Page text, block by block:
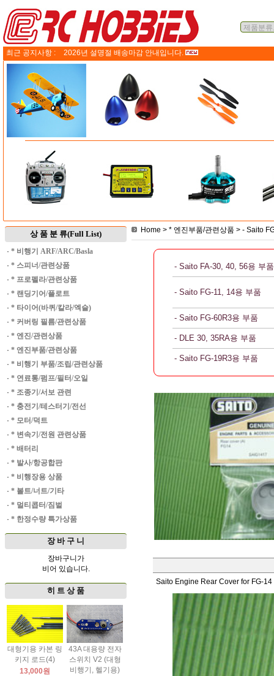
최근 공지사항 : 2026년 설명절 배송마감 안내입니다.
상 품 분 류(Full List)
· * 비행기 ARF/ARC/Basla
· * 스피너/관련상품
· * 프로펠라/관련상품
· * 랜딩기어/플로트
· * 타이어(바퀴/칼라/엑슬)
· * 커버링 필름/관련상품
· * 엔진/관련상품
· * 엔진부품/관련상품
· * 비행기 부품/조립/관련상품
· * 연료통/펌프/필터/오일
· * 조종기/서보 관련
· * 충전기/테스터기/전선
· * 모터/덕트
· * 변속기/전원 관련상품
· * 배터리
· * 발사/항공합판
· * 비행장용 상품
· * 볼트/너트/기타
· * 멀티콥터/짐벌
· * 한정수량 특가상품
장 바 구 니
장바구니가
비어 있습니다.
히 트 상 품
대형기용 카본 링
키지 로드(4)
13,000원
43A 대용량 전자
스위치 V2 (대형
비행기, 헬기용)
Home > * 엔진부품/관련상품 > - Saito
- Saito FA-30, 40, 56용 부품
- Saito FG-11, 14용 부품
- Saito FG-60R3용 부품
- DLE 30, 35RA용 부품
- Saito FG-19R3용 부품
Saito Engine Rear Cover for FG-14